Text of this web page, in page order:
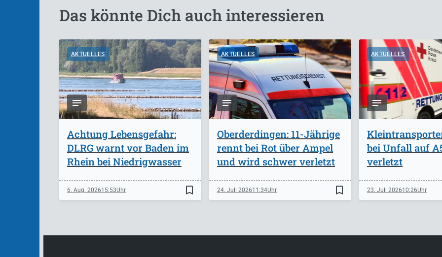
Das könnte Dich auch interessieren
AKTUELLES
Achtung Lebensgefahr:
DLRG warnt vor Baden im
Rhein bei Niedrigwasser
6. Aug. 202615:53 bookmark_border
AKTUELLES
Oberderdingen: 11-Jährige
rennt bei Rot über Ampel
und wird schwer verletzt
24. Juli 202611:34 bookmark_border
AKTUELLES
bei Unfall auf
verletzt
23. Juli 202610:26